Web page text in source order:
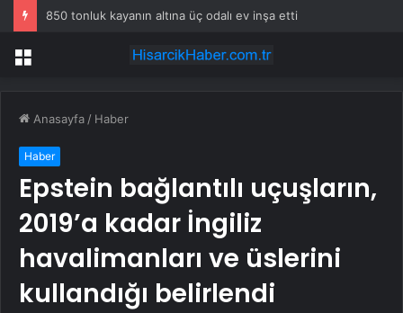
850 tonluk kayanın altına üç odalı ev inşa etti
Menü
Anasayfa / Haber
Haber
Epstein bağlantılı uçuşların,
2019’a kadar İngiliz
havalimanları ve üslerini
kullandığı belirlendi